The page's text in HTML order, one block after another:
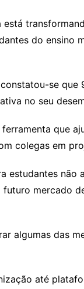
do ensino
se
no seu
que
colegas em
estudantes não
futuro mercado
algumas das
até